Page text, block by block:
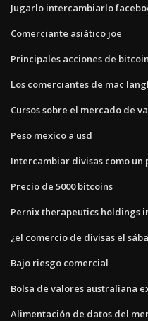
Jugarlo intercambiarlo
Comerciante asiático joe
Principales acciones de
Los comerciantes de mac
Cursos sobre el mercado de
Peso mexico a usd
Intercambiar divisas como un
Precio de 5000 bitcoins
Pernix therapeutics holdings
¿el comercio de divisas el
Bajo riesgo comercial
Bolsa de valores australiana
Alimentación de datos del